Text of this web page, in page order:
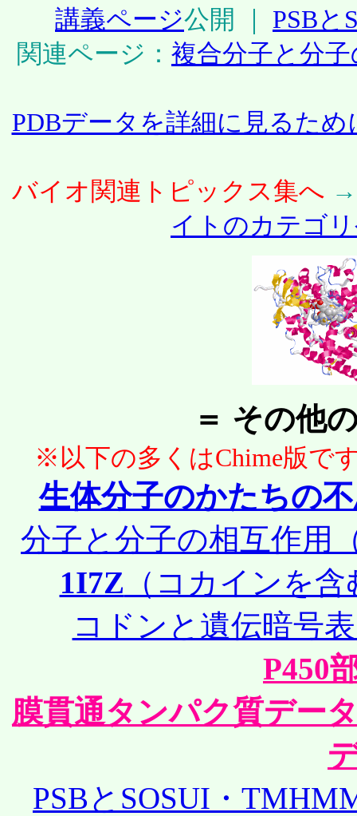
講義ページ公開 ｜ PSBと
関連ページ： 複合分子と分
PDBデータを詳細に見るため
バイオ関連トピックス集へ
イトのカテゴ
＝ その他
※以下の多くはChime版で
生体分子のかたちの
分子と分子の相互作用
1I7Z （コカインを
コドンと遺伝暗号
P450
膜貫通タンパク質デー
PSBとSOSUI・